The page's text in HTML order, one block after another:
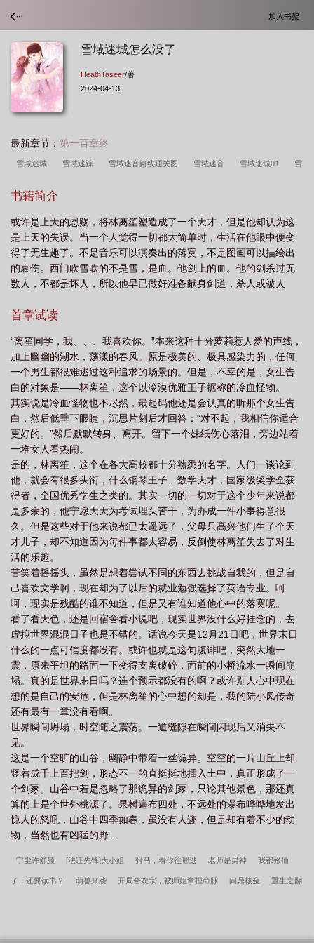
加入书架
雪域迷城怎么没了
HeathTaseer/著
2024-04-13
最新章节： 第一百章终
雪域迷城 雪域迷踪 雪域迷音路线通关图 雪域迷音 雪域迷城01 雪
域迷林陆小凤传奇同人
绍 雪域迷林byheathtaseer 雪域迷音路线 雪域迷城怎么没了 雪域迷
域 雪域迷林(陆小凤传奇同人) 雪域迷林陆小凤 雪域迷林by
HeathTaseer 雪域迷踪攻略 雪域迷踪百度百科
书籍简介
或许是上天的恩赐，将林离笙塑造成了一个天才，但是他却认为这
是上天的失误。当一个人觉得一切都太简单时，生活在他眼中便变
得了无生趣了。不是音乐可以演奏出的落寞，不是图画可以描绘出
的哀伤。西门吹雪吹的不是雪，是血。他剑上的血。他的剑杀过无
数人，不都是坏人，所以他早已做好准备献身剑道，杀人或被人
落在一片黄叶上。黄叶随风飘荡，没有方向。
首章试读
“离笙同学，我、、、我喜欢你。”本来这种十分萝莉惹人爱的声线，
加上幽幽的湖水，荡漾的春风。原是极美的、极具感染力的，任何
一个男生都很难逃过这种追求的场景的。但是，不幸的是，女生告
白的对象是——林离笙，这个以冷漠优雅王子据称的冷血怪物。
其实说是冷血怪物也不尽然，最起码他还是会认真的听那个女生告
白，然后低垂下眼睫，沉思片刻后才回答：“对不起，我相信你适合
更好的。”然后默默转身、离开。留下一个妹纸伤心落泪，旁边站着
一堆女人看热闹。
是的，林离笙，这个在各大高校都十分熟悉的名字。人们一谈论到
他，就会有很多头衔，什么钢琴王子、数学天才，国家级奖学金获
得者，全国优秀学生之类的。其实一切的一切对于这个少年来说都
是多余的，他宁愿天天为考试埋头苦干，为办成一件小事得意很
久。但是这些对于他来说都已太遥远了，父母只高兴他们生了个天
才儿子，却不知道因为每件事都太容易，反倒使林离笙失去了对生
活的乐趣。
苦笑着摇摇头，虽然是想着尝试不同的东西去挑战自我的，但是自
己喜欢文学啊，现在却为了以后的就业勉强选择了英语专业。呵
呵，现实是残酷的谁不知道，但是又有谁知道他心中的落寞呢。
看了看天色，还是回宿舍看小说吧，现实世界没什么好挂念的，去
虚拟世界混混日子也是不错的。话说今天是12月21日吧，世界末日
什么的一点可信度都没有。或许也就是这句腹诽吧，突然大地一
震，原来平坦的路面一下变得支离破碎，面前的小桥流水一瞬间崩
塌。真的是世界末日吗？连个预示都没有的啊？或许别人心中现在
想的是自己的安危，但是林离笙的心中想的却是，我的陆小凤传奇
还有最有一章没有看啊。
世界瞬间坍塌，时空随之震荡。一道缝隙在瞬间闪现后又消失不
见。
这是一个空旷的山谷，幽静中带着一丝诡异。空空的一片山丘上却
竖着成千上百把剑，形态不一的直挺挺地插入土中，真正形成了一
个剑冢。山谷中若是忽略了那诡异的剑冢，只论其他景色，那还真
算的上是个世外桃源了。果树遍布四处，不远处的瀑布哗哗地发出
惊人的怒吼，山谷中四季如春，虽没有人迹，但是却有着不少的动
物，当然也有凶猛的野...
宁尘许舒颜 [法证先锋]大小姐 驸马，看你往哪逃 老师是男神 我都修仙
了，还要读书？ 萌兽来袭 开局合欢宗，被师姐拿捏命脉 问鼎核金 重生之翻